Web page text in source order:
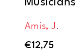
Amis, J.
€12,75